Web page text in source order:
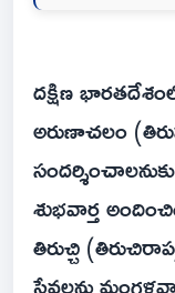
దక్షిణ
అరుణాచలం
శుభవార్త
తిరుచ్చి